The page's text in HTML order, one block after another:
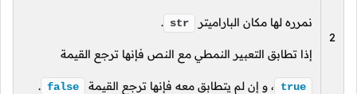
2
نمرره لها مكان الباراميتر str
.
إذا تطابق التعبير النمطي مع النص فإنها ترجع القيمة
true ، و إن لم يتطابق معه فإنها ترجع القيمة false
.